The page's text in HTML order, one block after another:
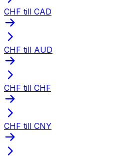
CHF till CAD
CHF till AUD
CHF till CHF
CHF till CNY